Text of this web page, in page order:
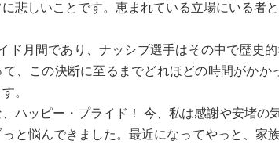
に悲しいことです。恵まれている立場にいる
ド月間であり、ナッシブ選手はその中で歴史
て、この決断に至るまでどれほどの時間がか
。
、ハッピー・プライド！ 今、私は感謝や安堵
っと悩んできました。最近になってやっと、